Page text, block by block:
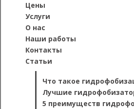
Цены
Услуги
O нас
Наши работы
Контакты
Статьи
Что такое
Лучшие
5 преимуществ